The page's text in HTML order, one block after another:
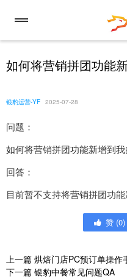
如何将营销拼团功能
银豹运营-YF 2025-07-28
问题：
如何将营销拼团功能新增到我
回答：
目前暂不支持将营销拼团功
赞 (0)
上一篇 烘焙门店PC预订单操作
下一篇 银豹中餐常见问题QA